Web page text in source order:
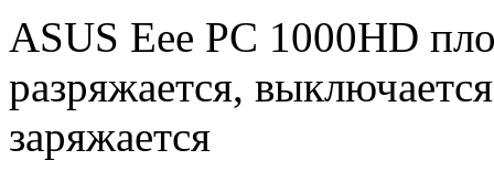
ASUS Eee PC 1000HD
разряжается,
заряжается